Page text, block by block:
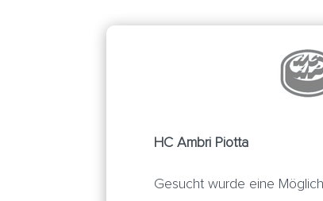
HC Ambri Piotta
Gesucht wurde eine